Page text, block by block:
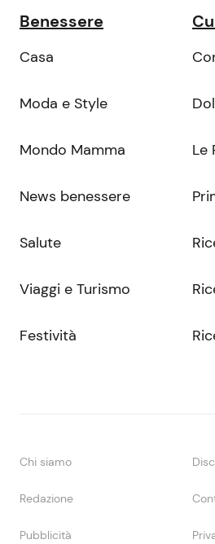
Benessere
Casa
Moda e Style
Mondo Mamma
News benessere
Salute
Viaggi e Turismo
Festività
Le
Chi siamo
Redazione
Pubblicità